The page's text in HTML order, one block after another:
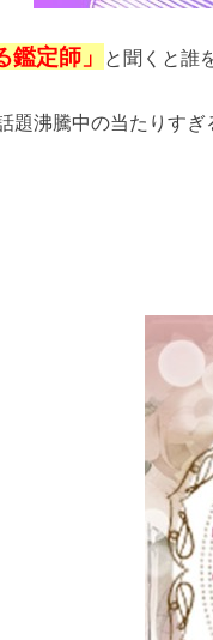
鑑定師」 と聞くと誰
題沸騰中の当たりす